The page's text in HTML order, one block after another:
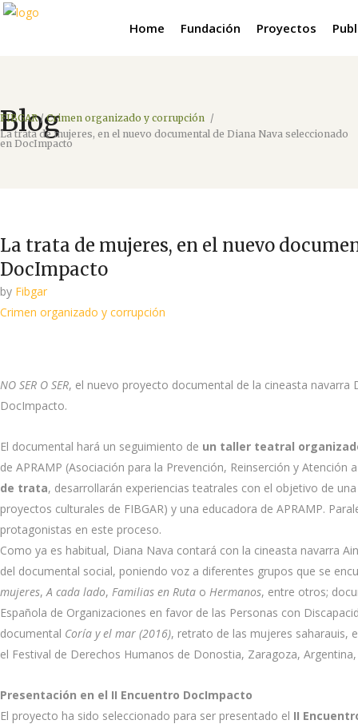
Home Fundación Proyectos
Blog
FIBGAR/Crimen organizado y corrupción /
La trata de mujeres, en el nuevo documental de Diana Nava seleccionado
en DocImpacto
La trata de mujeres, en el nuevo
DocImpacto
by Fibgar
Crimen organizado y corrupción
NO SER O SER, el nuevo proyecto documental de la cineasta
DocImpacto.
El documental hará un seguimiento de un taller teatral
de APRAMP (Asociación para la Prevención, Reinserción y
de trata, desarrollarán experiencias teatrales con el objetivo de
proyectos culturales de FIBGAR) y una educadora de APRAMP.
protagonistas en este proceso.
Como ya es habitual, Diana Nava contará con la cineasta navarra
del documental social, poniendo voz a diferentes grupos que se
mujeres,A cada lado, Familias en Ruta o Hermanos, entre otros;
Española de Organizaciones en favor de las Personas con
documental Coría y el mar (2016), retrato de las mujeres saharauis,
el Festival de Derechos Humanos de Donostia, Zaragoza,
Presentación en el II Encuentro DocImpacto
El proyecto ha sido seleccionado para ser presentado el II